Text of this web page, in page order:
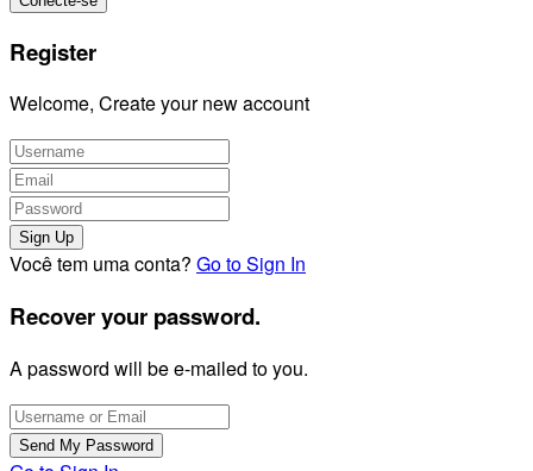
Register
Welcome, Create your new account
Você tem uma conta? Go to Sign In
Recover your password.
A password will be e-mailed to you.